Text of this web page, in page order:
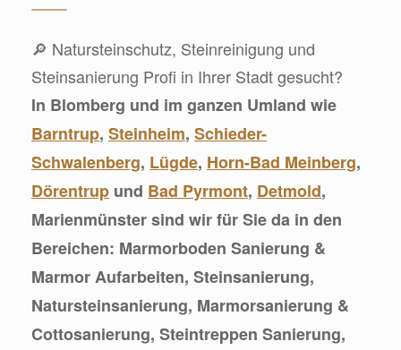
🔎 Natursteinschutz, Steinreinigung und
Steinsanierung Profi in Ihrer Stadt gesucht?
In Blomberg und im ganzen Umland wie
Barntrup, Steinheim, Schieder-
Schwalenberg, Lügde, Horn-Bad Meinberg,
Dörentrup und Bad Pyrmont, Detmold,
Marienmünster sind wir für Sie da in den
Bereichen: Marmorboden Sanierung &
Marmor Aufarbeiten, Steinsanierung,
Natursteinsanierung, Marmorsanierung &
Cottosanierung, Steintreppen Sanierung,